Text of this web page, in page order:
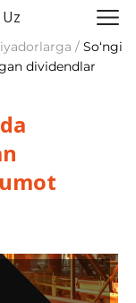
Uz
/ So‘ngi
dividendlar